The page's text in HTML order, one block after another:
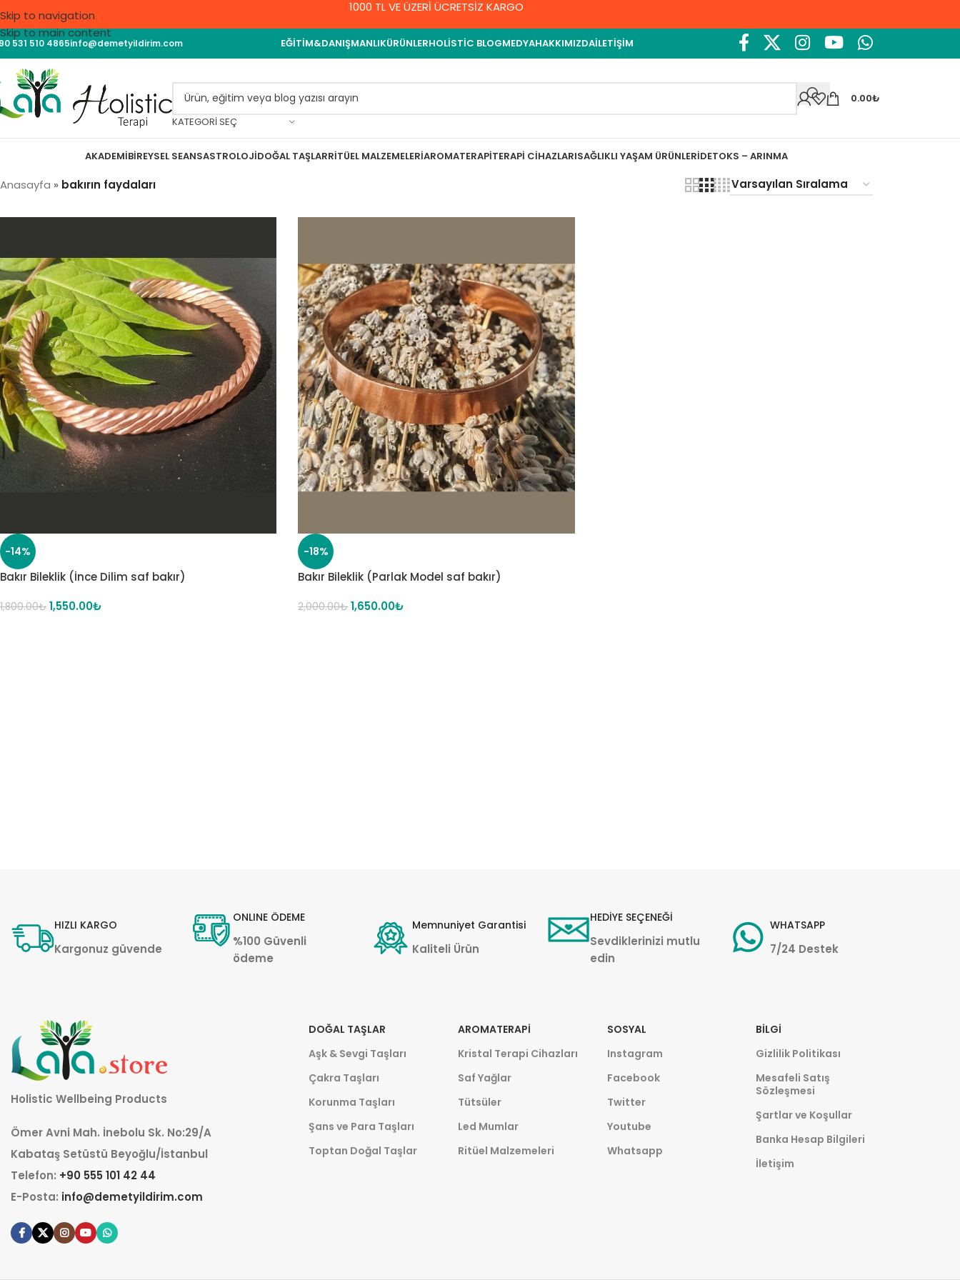
Skip to navigation
Skip to main content
1000 TL VE ÜZERİ ÜCRETSİZ KARGO
531 510 4865info@demetyildirim.com EĞITIM&DANIŞMANLIKÜRÜNLERHOLISTIC BLOGMEDYAHAKKIMIZDAİLETIŞIM
KATEGORI SEÇ
0.00₺
AKADEMIBIREYSEL SEANSASTROLOJIDOĞAL TAŞLARRITÜEL MALZEMELERIAROMATERAPITERAPI CIHAZLARISAĞLIKLI YAŞAM ÜRÜNLERIDETOKS – ARINMA
Anasayfa » bakırın faydaları
-14%
Bakır Bileklik (İnce Dilim saf bakır)
1,800.00₺ 1,550.00₺
-18%
Bakır Bileklik (Parlak Model saf bakır)
2,000.00₺ 1,650.00₺
HIZLI KARGO
Kargonuz güvende
ONLINE ÖDEME
%100 Güvenli
ödeme
Memnuniyet Garantisi
Kaliteli Ürün
HEDİYE SEÇENEĞİ
Sevdiklerinizi mutlu
edin
WHATSAPP
7/24 Destek
Holistic Wellbeing Products
Ömer Avni Mah. İnebolu Sk. No:29/A
Kabataş Setüstü Beyoğlu/İstanbul
Telefon: +90 555 101 42 44
E-Posta: info@demetyildirim.com
DOĞAL TAŞLAR
Aşk & Sevgi Taşları
Çakra Taşları
Korunma Taşları
Şans ve Para Taşları
Toptan Doğal Taşlar
AROMATERAPI
Kristal Terapi Cihazları
Saf Yağlar
Tütsüler
Led Mumlar
Ritüel Malzemeleri
SOSYAL
Instagram
Facebook
Twitter
Youtube
Whatsapp
BILGI
Gizlilik Politikası
Mesafeli Satış
Sözleşmesi
Şartlar ve Koşullar
Banka Hesap Bilgileri
İletişim